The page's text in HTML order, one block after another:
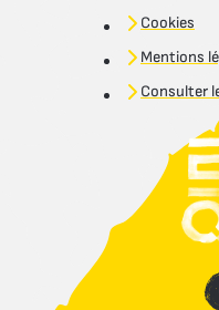
Cookies
Mentions
Consulter